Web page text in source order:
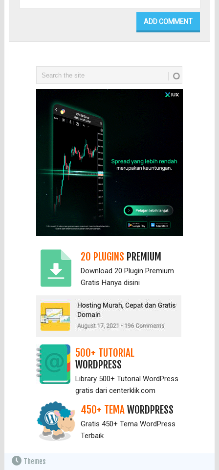
20 PLUGINS PREMIUM
Download 20 Plugin Premium
Gratis Hanya disini
500+ TUTORIAL
WORDPRESS
Library 500+ Tutorial WordPress
gratis dari centerklik.com
450+ TEMAWORDPRESS
Gratis 450+ Tema WordPress
Terbaik
Themes